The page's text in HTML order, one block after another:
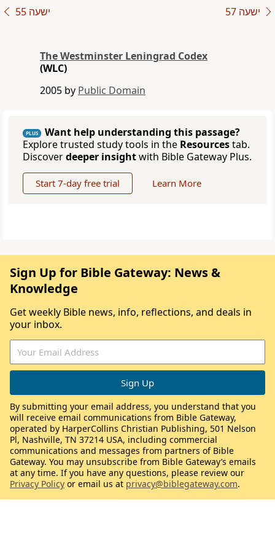
ישעה 55 ישעה 57
The Westminster Leningrad Codex
(WLC)
2005 by Public Domain
PLUS
Want help understanding this passage?
Explore trusted study tools in the Resourcestab.
Discoverdeeper insightwith Bible Gateway Plus.
Start 7-day free trial Learn More
Sign Up for Bible Gateway: News &
Knowledge
Get weekly Bible news, info, reflections, and deals in
your inbox.
By submitting your email address, you understand that you
will receive email communications from Bible Gateway,
operated by HarperCollins Christian Publishing, 501 Nelson
Pl, Nashville, TN 37214 USA, including commercial
communications and messages from partners of Bible
Gateway. You may unsubscribe from Bible Gateway’s emails
at any time. If you have any questions, please review our
Privacy Policy or email us at privacy@biblegateway.com.